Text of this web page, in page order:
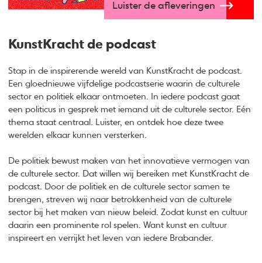
KunstKracht de podcast
Stap in de inspirerende wereld van KunstKracht de podcast.
Een gloednieuwe vijfdelige podcastserie waarin de culturele
sector en politiek elkaar ontmoeten. In iedere podcast gaat
een politicus in gesprek met iemand uit de culturele sector. Eén
thema staat centraal. Luister, en ontdek hoe deze twee
werelden elkaar kunnen versterken.
De politiek bewust maken van het innovatieve vermogen van
de culturele sector. Dat willen wij bereiken met KunstKracht de
podcast. Door de politiek en de culturele sector samen te
brengen, streven wij naar betrokkenheid van de culturele
sector bij het maken van nieuw beleid. Zodat kunst en cultuur
daarin een prominente rol spelen. Want kunst en cultuur
inspireert en verrijkt het leven van iedere Brabander.
Luister de afleveringen